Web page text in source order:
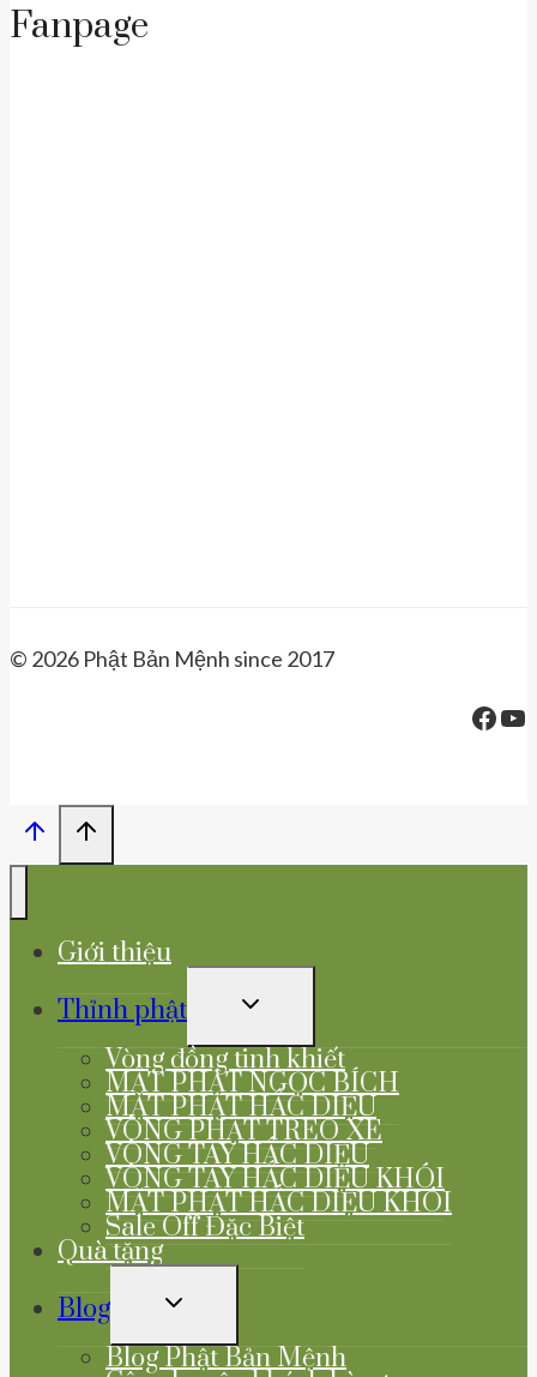
Fanpage
© 2026 Phật Bản Mệnh since 2017
Giới thiệu
Thỉnh phật
TOGGLE
MENU
Vòng đồng tinh khiết
MẶT PHẬT NGỌC BÍCH
MẶT PHẬT HẮC DIỆU
VÒNG PHẬT TREO XE
VÒNG TAY HẮC DIỆU
VÒNG TAY HẮC DIỆU KHÓI
MẶT PHẬT HẮC DIỆU KHÓI
Sale Off Đặc Biệt
Quà tặng
Blog
TOGGLE
MENU
Blog Phật Bản Mệnh